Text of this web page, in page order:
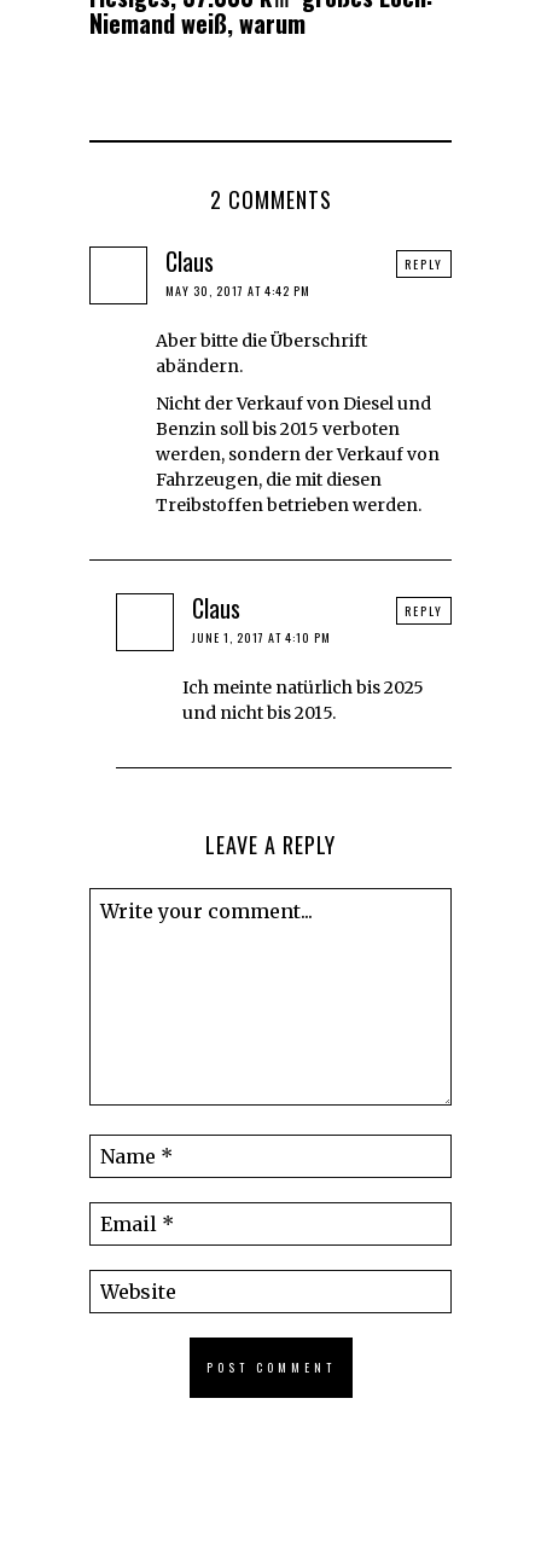
Niemand weiß, warum
2 COMMENTS
Claus
MAY 30, 2017 AT 4:42 PM
Aber bitte die Überschrift
abändern.
Nicht der Verkauf von Diesel und
Benzin soll bis 2015 verboten
werden, sondern der Verkauf von
Fahrzeugen, die mit diesen
Treibstoffen betrieben werden.
REPLY
Claus
JUNE 1, 2017 AT 4:10 PM
Ich meinte natürlich bis 2025
und nicht bis 2015.
REPLY
LEAVE A REPLY